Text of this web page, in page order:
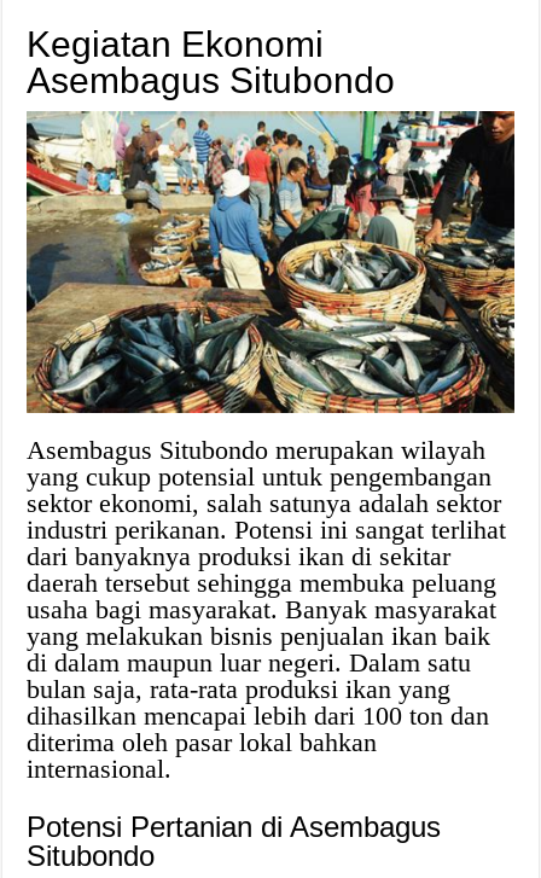
Kegiatan Ekonomi
Asembagus Situbondo
Asembagus Situbondo merupakan wilayah
yang cukup potensial untuk pengembangan
sektor ekonomi, salah satunya adalah sektor
industri perikanan. Potensi ini sangat terlihat
dari banyaknya produksi ikan di sekitar
daerah tersebut sehingga membuka peluang
usaha bagi masyarakat. Banyak masyarakat
yang melakukan bisnis penjualan ikan baik
di dalam maupun luar negeri. Dalam satu
bulan saja, rata-rata produksi ikan yang
dihasilkan mencapai lebih dari 100 ton dan
diterima oleh pasar lokal bahkan
internasional.
Potensi Pertanian di Asembagus
Situbondo